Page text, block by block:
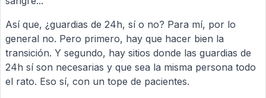
Así que, ¿guardias de 24h, sí o no? Para mí, por lo
general no. Pero primero, hay que hacer bien la
transición. Y segundo, hay sitios donde las guardias de
24h sí son necesarias y que sea la misma persona todo
el rato. Eso sí, con un tope de pacientes.